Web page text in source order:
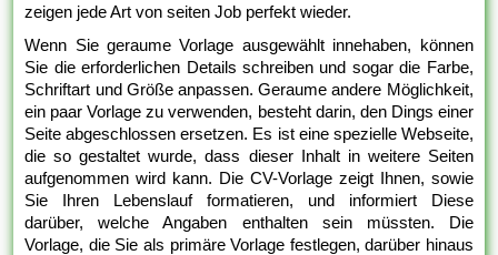
zeigen jede Art von seiten Job perfekt wieder.
Wenn Sie geraume Vorlage ausgewählt innehaben, können
Sie die erforderlichen Details schreiben und sogar die Farbe,
Schriftart und Größe anpassen. Geraume andere Möglichkeit,
ein paar Vorlage zu verwenden, besteht darin, den Dings einer
Seite abgeschlossen ersetzen. Es ist eine spezielle Webseite,
die so gestaltet wurde, dass dieser Inhalt in weitere Seiten
aufgenommen wird kann. Die CV-Vorlage zeigt Ihnen, sowie
Sie Ihren Lebenslauf formatieren, und informiert Diese
darüber, welche Angaben enthalten sein müssten. Die
Vorlage, die Sie als primäre Vorlage festlegen, darüber hinaus